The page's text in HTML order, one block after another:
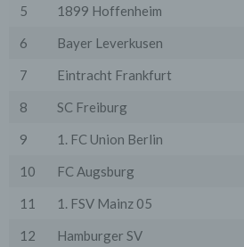
5
1899 Hoffenheim
6
Bayer Leverkusen
7
Eintracht Frankfurt
8
SC Freiburg
9
1. FC Union Berlin
10
FC Augsburg
11
1. FSV Mainz 05
12
Hamburger SV
Drittstaaten erfolgt entweder auf
gesetzlichen Erlaubnis, einer
oder spezieller Vertragsklauseln,
vorausgesetzte Sicherheit der
3. Verarbeitung
ausdrücklich in dieser
Grundlage gesetzlicher
- Die Zurverfügungstellung,
und Nutzerleistungen;
und technischen Supports.